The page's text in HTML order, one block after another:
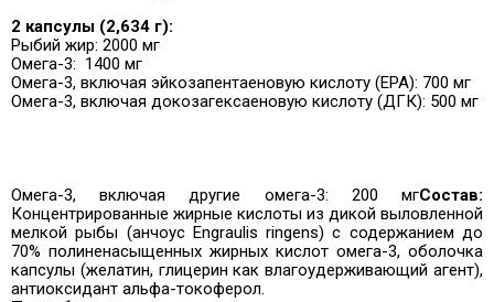
2 капсулы (2,634 г):
Рыбий жир: 2000 мг
Омега-3: 1400 мг
Омега-3, включая эйкозапентаеновую кислоту (EPA): 700 мг
Омега-3, включая докозагексаеновую кислоту (ДГК): 500 мг
Омега-3, включая другие омега-3: 200 мгСостав:
Концентрированные жирные кислоты из дикой выловленной
мелкой рыбы (анчоус Engraulis ringens) с содержанием до
70% полиненасыщенных жирных кислот омега-3, оболочка
капсулы (желатин, глицерин как влагоудерживающий агент),
антиоксидант альфа-токоферол.